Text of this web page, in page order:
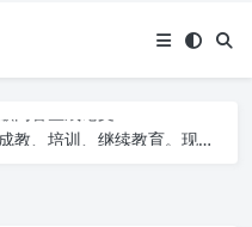
内容生成论文
教育。现已接入代刷代考项目3000+
教育。现已接入代刷代考项目3000+